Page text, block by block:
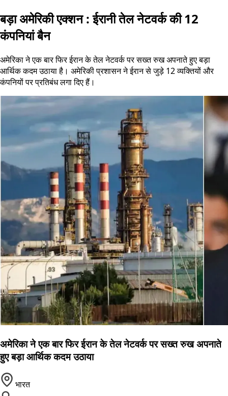
बड़ा अमेरिकी एक्शन : ईरानी तेल नेटवर्क की 12
कंपनियां बैन
अमेरिका ने एक बार फिर ईरान के तेल नेटवर्क पर सख्त रुख अपनाते हुए बड़ा
आर्थिक कदम उठाया है। अमेरिकी प्रशासन ने ईरान से जुड़े 12 व्यक्तियों और
कंपनियों पर प्रतिबंध लगा दिए हैं।
अमेरिका ने एक बार फिर ईरान के तेल नेटवर्क पर सख्त रुख अपनाते
हुए बड़ा आर्थिक कदम उठाया
भारत